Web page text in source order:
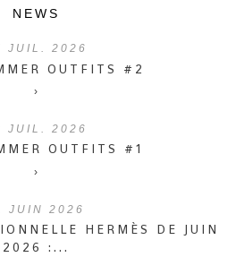
NEWS
JUIL. 2026
OUTFITS #2
›
JUIL. 2026
OUTFITS #1
›
JUIN 2026
HERMÈS DE JUIN
2026 :...